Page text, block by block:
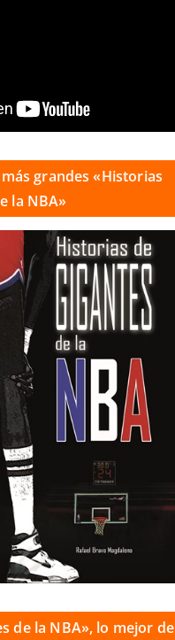
grandes «Historias
la NBA»
de la NBA», lo mejor de